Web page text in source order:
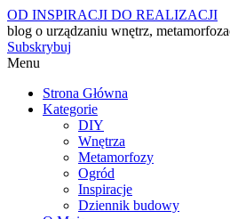
OD INSPIRACJI DO REALIZACJI
blog o urządzaniu wnętrz,
Subskrybuj
Menu
Strona Główna
Kategorie
DIY
Wnętrza
Metamorfozy
Ogród
Inspiracje
Dziennik budowy